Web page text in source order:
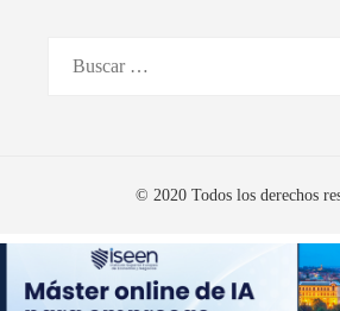
© 2020 Todos los derechos